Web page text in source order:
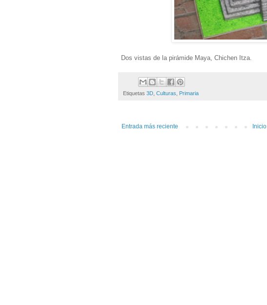
Dos vistas de la pirámide Maya, Chichen Itza.
Etiquetas 3D, Culturas, Primaria
Entrada más reciente Inicio